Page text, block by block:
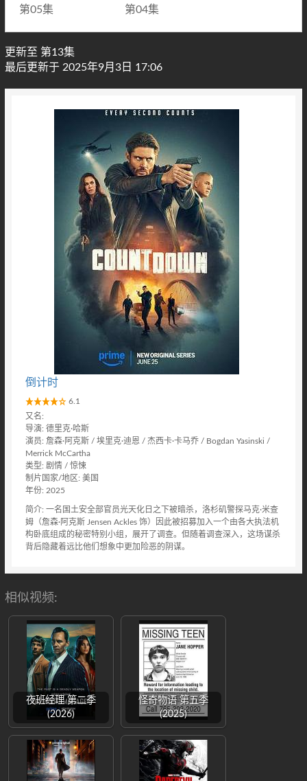
第05集
第04集
更新至 第13集
最后更新于 2025年9月3日 17:06
倒计时
6.1
又名:
导演: 德里克·哈斯
演员: 詹森·阿克斯 / 埃里克·迪恩 / 杰西卡·卡马乔 / Bogdan Yasinski /
Merrick McCartha
类型: 剧情 / 惊悚
制片国家/地区: 美国
年份: 2025
简介: 一名国土安全部官员光天化日之下被暗杀，洛杉矶警探马克·米查
姆（詹森·阿克斯 Jensen Ackles 饰）因此被招募加入一个由各大执法机
构卧底组成的秘密特别小组，展开了调查。但随着调查深入，这场谋杀
背后隐藏着远比他们想象中更加险恶的阴谋。
相似视频:
夜班经理 第二季
(2026)
怪奇物语 第五季
(2025)